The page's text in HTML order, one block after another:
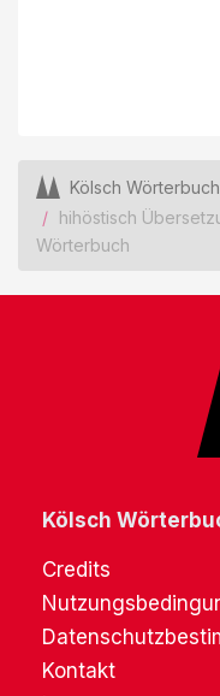
Kölsch Wörterbuch
hihöstisch
Wörterbuch
Kölsch
Credits
Kontakt